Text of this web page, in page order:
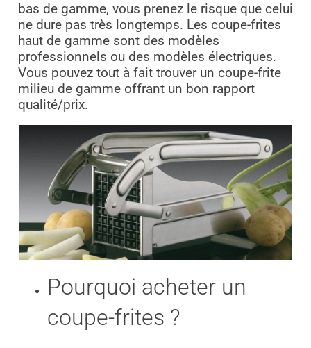
bas de gamme, vous prenez le risque que celui
ne dure pas très longtemps. Les coupe-frites
haut de gamme sont des modèles
professionnels ou des modèles électriques.
Vous pouvez tout à fait trouver un coupe-frite
milieu de gamme offrant un bon rapport
qualité/prix.
Pourquoi acheter un
coupe-frites ?